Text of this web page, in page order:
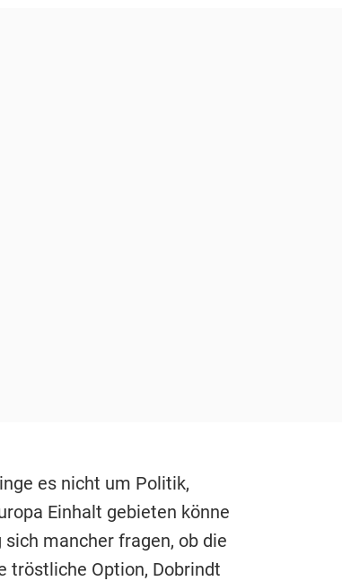
es nicht um Politik,
Einhalt gebieten könne
mancher fragen, ob die
tröstliche Option, Dobrindt